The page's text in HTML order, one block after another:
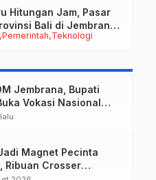
Pemerintah Teknologi
Hitungan Jam, Pasar
Bali di Jembrana
Juta
Jembrana, Bupati
Vokasi Nasional
Magnet Pecinta
Ribuan Crosser